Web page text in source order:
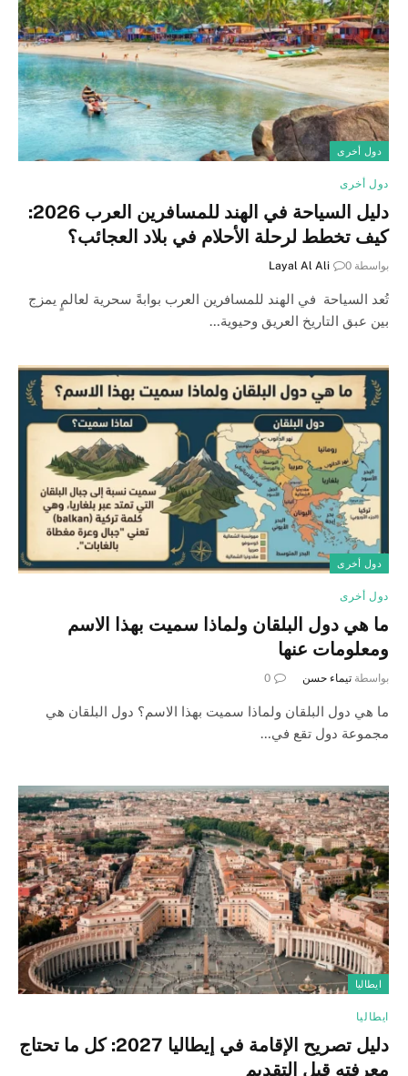
دول أخرى
دول أخرى
دليل السياحة في الهند للمسافرين العرب 2026:
كيف تخطط لرحلة الأحلام في بلاد العجائب؟
بواسطة Layal Al Ali 0
تُعد السياحة في الهند للمسافرين العرب بوابةً سحرية لعالمٍ يمزج
بين عبق التاريخ العريق وحيوية…
دول أخرى
دول أخرى
ما هي دول البلقان ولماذا سميت بهذا الاسم
ومعلومات عنها
بواسطة تيماء حسن 0
ما هي دول البلقان ولماذا سميت بهذا الاسم؟ دول البلقان هي
مجموعة دول تقع في…
ايطاليا
ايطاليا
دليل تصريح الإقامة في إيطاليا 2027: كل ما تحتاج
معرفته قبل التقديم